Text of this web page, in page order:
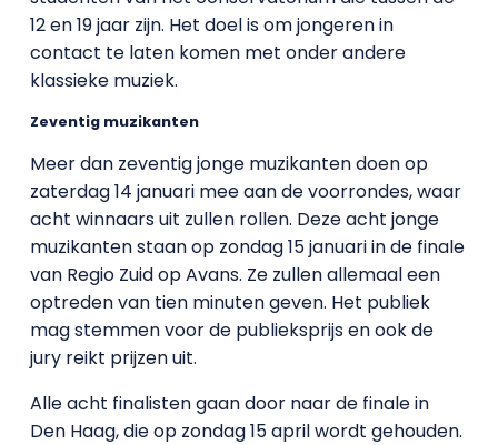
12 en 19 jaar zijn. Het doel is om jongeren in
contact te laten komen met onder andere
klassieke muziek.
Zeventig muzikanten
Meer dan zeventig jonge muzikanten doen op
zaterdag 14 januari mee aan de voorrondes, waar
acht winnaars uit zullen rollen. Deze acht jonge
muzikanten staan op zondag 15 januari in de finale
van Regio Zuid op Avans. Ze zullen allemaal een
optreden van tien minuten geven. Het publiek
mag stemmen voor de publieksprijs en ook de
jury reikt prijzen uit.
Alle acht finalisten gaan door naar de finale in
Den Haag, die op zondag 15 april wordt gehouden.